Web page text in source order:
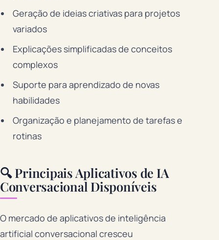
Geração de ideias criativas para projetos
variados
Explicações simplificadas de conceitos
complexos
Suporte para aprendizado de novas
habilidades
Organização e planejamento de tarefas e
rotinas
🔍 Principais Aplicativos de IA
Conversacional Disponíveis
O mercado de aplicativos de inteligência
artificial conversacional cresceu